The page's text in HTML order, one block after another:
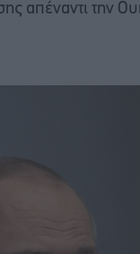
απέναντι την